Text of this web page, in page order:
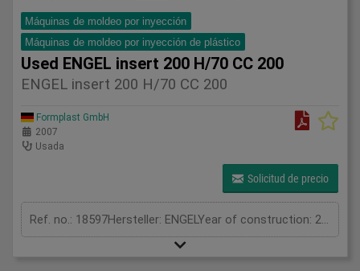
Máquinas de moldeo por inyección
Máquinas de moldeo por inyección de plástico
Used ENGEL insert 200 H/70 CC 200
ENGEL insert 200 H/70 CC 200
Formplast GmbH
2007
Usada
Solicitud de precio
Ref. no.: 18597Hersteller: ENGELYear of construction: 2007Clamping unitClamping force: 70 tonOpening stroke: 305 mmInjection unitScrew diameter: 25 mmInjection volume: 69 cm³Shot weight: 62 gInjection pressure: 2381 barMeasurements and weightDimensions: 4,0 x 1,8 x 2,5 mMachine weight: 5600 kgFurther information:The ENGEL INSERT 200H/70 is a professional vertical injection moulding machine specially designed for insert molding and precision technical plastic applications. Built with ENGEL’s compact and robust machine concept, this model has been widely used for many years in the automotive, electronics, cable technology and technical plastics industries.One of the major advantages of this machine is its rotary table system. This design allows the operator to load inserts on one side while production continues on the other side. As a result, cycle times are reduced and production becomes safer and more efficient. This system is especially advantageous for manufacturing metal insert parts, connectors, cable components and precision technical products.Compared to conventional horizontal injection moulding machines, the ENGEL INSERT series offers a much more ergonomic and controlled process for insert placement. Thanks to the vertical clamping system, inserts remain stable inside the mould, enabling highly precise production results.The ENGEL control system used on this machine is known for stable process management and reliable operation. Its user-friendly interface allows easy handling in daily production.The machine has approximately 51,944 operating hours and was reportedly in running condition until removed from production.The overall condition of the machine is clean and well maintained. The electrical cabinet is tidy and the mechanical components appear to be in good condition.The ENGEL INSERT series is particularly suitable for:* insert molding applications* metal/plastic combination parts* electronic component production* connector and cable technology* technical plastic parts* precision industrial productsWith its robust mechanical construction, compact design and professional production capabilities, the ENGEL INSERT 200H/70 represents a reliable and long-lasting production solution for technical plastic manufacturers.